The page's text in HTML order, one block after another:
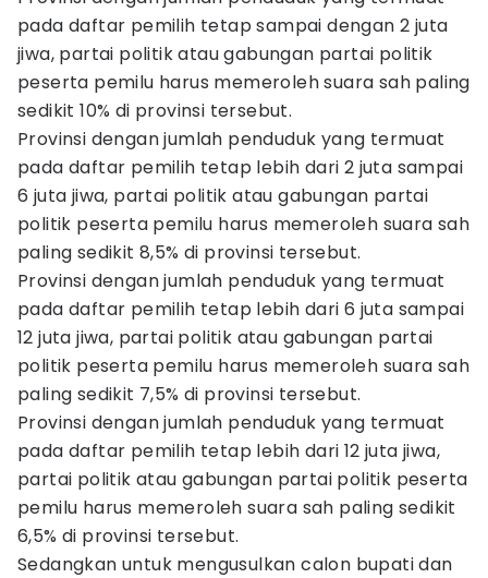
pada daftar pemilih tetap sampai dengan 2 juta
jiwa, partai politik atau gabungan partai politik
peserta pemilu harus memeroleh suara sah paling
sedikit 10% di provinsi tersebut.
Provinsi dengan jumlah penduduk yang termuat
pada daftar pemilih tetap lebih dari 2 juta sampai
6 juta jiwa, partai politik atau gabungan partai
politik peserta pemilu harus memeroleh suara sah
paling sedikit 8,5% di provinsi tersebut.
Provinsi dengan jumlah penduduk yang termuat
pada daftar pemilih tetap lebih dari 6 juta sampai
12 juta jiwa, partai politik atau gabungan partai
politik peserta pemilu harus memeroleh suara sah
paling sedikit 7,5% di provinsi tersebut.
Provinsi dengan jumlah penduduk yang termuat
pada daftar pemilih tetap lebih dari 12 juta jiwa,
partai politik atau gabungan partai politik peserta
pemilu harus memeroleh suara sah paling sedikit
6,5% di provinsi tersebut.
Sedangkan untuk mengusulkan calon bupati dan